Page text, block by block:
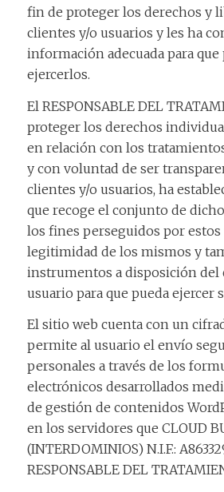
fin de proteger los derechos y
clientes y/o usuarios y les ha
información adecuada para que
ejercerlos.
El RESPONSABLE DEL
proteger los derechos
en relación con los
y con voluntad de ser
clientes y/o usuarios, ha
que recoge el conjunto de
los fines perseguidos por
legitimidad de los mismos y
instrumentos a disposición del
usuario para que pueda ejercer
El sitio web cuenta con un
permite al usuario el envío
personales a través de los
electrónicos desarrollados
de gestión de contenidos
en los servidores que CLOUD
(INTERDOMINIOS) N.I.F.:
RESPONSABLE DEL